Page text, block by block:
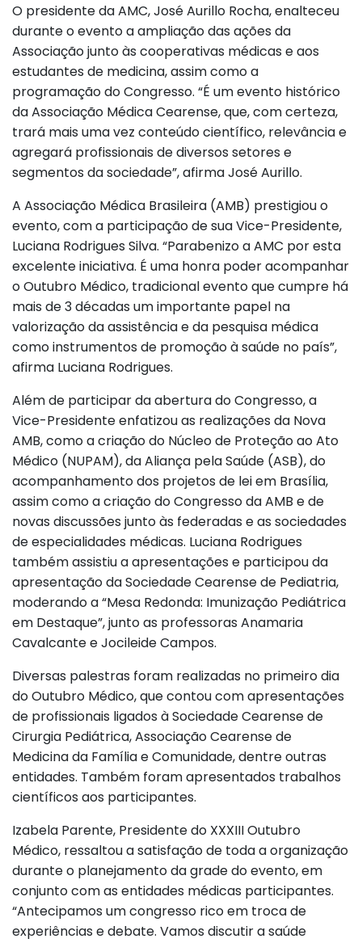
O presidente da AMC, José Aurillo Rocha, enalteceu
durante o evento a ampliação das ações da
Associação junto às cooperativas médicas e aos
estudantes de medicina, assim como a
programação do Congresso. “É um evento histórico
da Associação Médica Cearense, que, com certeza,
trará mais uma vez conteúdo científico, relevância e
agregará profissionais de diversos setores e
segmentos da sociedade”, afirma José Aurillo.
A Associação Médica Brasileira (AMB) prestigiou o
evento, com a participação de sua Vice-Presidente,
Luciana Rodrigues Silva. “Parabenizo a AMC por esta
excelente iniciativa. É uma honra poder acompanhar
o Outubro Médico, tradicional evento que cumpre há
mais de 3 décadas um importante papel na
valorização da assistência e da pesquisa médica
como instrumentos de promoção à saúde no país”,
afirma Luciana Rodrigues.
Além de participar da abertura do Congresso, a
Vice-Presidente enfatizou as realizações da Nova
AMB, como a criação do Núcleo de Proteção ao Ato
Médico (NUPAM), da Aliança pela Saúde (ASB), do
acompanhamento dos projetos de lei em Brasília,
assim como a criação do Congresso da AMB e de
novas discussões junto às federadas e as sociedades
de especialidades médicas. Luciana Rodrigues
também assistiu a apresentações e participou da
apresentação da Sociedade Cearense de Pediatria,
moderando a “Mesa Redonda: Imunização Pediátrica
em Destaque”, junto as professoras Anamaria
Cavalcante e Jocileide Campos.
Diversas palestras foram realizadas no primeiro dia
do Outubro Médico, que contou com apresentações
de profissionais ligados à Sociedade Cearense de
Cirurgia Pediátrica, Associação Cearense de
Medicina da Família e Comunidade, dentre outras
entidades. Também foram apresentados trabalhos
científicos aos participantes.
Izabela Parente, Presidente do XXXIII Outubro
Médico, ressaltou a satisfação de toda a organização
durante o planejamento da grade do evento, em
conjunto com as entidades médicas participantes.
“Antecipamos um congresso rico em troca de
experiências e debate. Vamos discutir a saúde